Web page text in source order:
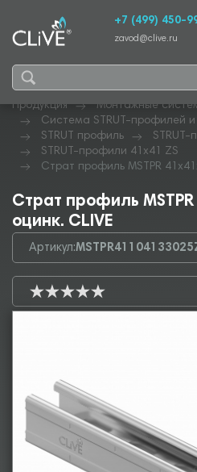
+7 (499) 450-
zavod@clive.ru
Продукция
Монтажные
Система STRUT-профилей
STRUT профиль
STRUT-
STRUT-профили 41х41 ZS
Страт профиль MSTPR
Страт профиль
оцинк. CLIVE
Артикул: